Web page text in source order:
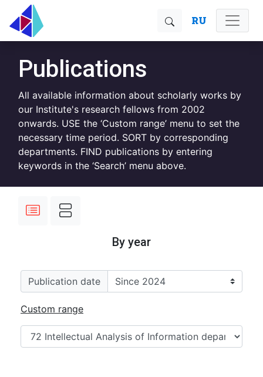
RU
Publications
All available information about scholarly works by
our Institute's research fellows from 2002
onwards. USE the ‘Custom range’ menu to set the
necessary time period. SORT by corresponding
departments. FIND publications by entering
keywords in the ‘Search’ menu above.
By year
Publication date
Custom range